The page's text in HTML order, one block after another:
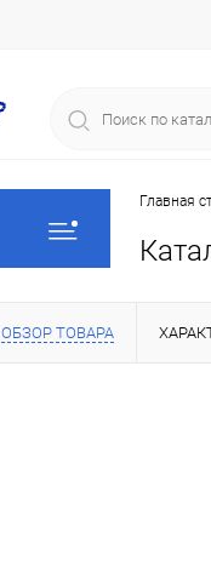
Главная
ОБЗОР ТОВАРА